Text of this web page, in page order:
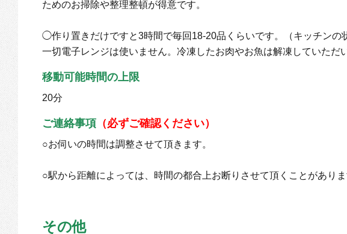
ためのお掃除や整理整頓が得意です。
◯作り置きだけですと3時間で毎回18-20品くらいです。（キッチンの
一切電子レンジは使いません。冷凍したお肉やお魚は解凍していただ
移動可能時間の上限
20分
ご連絡事項 （必ずご確認ください）
○お伺いの時間は調整させて頂きます。
○駅から距離によっては、時間の都合上お断りさせて頂くことがありま
その他